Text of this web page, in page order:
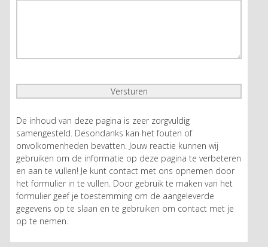
De inhoud van deze pagina is zeer zorgvuldig
samengesteld. Desondanks kan het fouten of
onvolkomenheden bevatten. Jouw reactie kunnen wij
gebruiken om de informatie op deze pagina te verbeteren
en aan te vullen! Je kunt contact met ons opnemen door
het formulier in te vullen. Door gebruik te maken van het
formulier geef je toestemming om de aangeleverde
gegevens op te slaan en te gebruiken om contact met je
op te nemen.